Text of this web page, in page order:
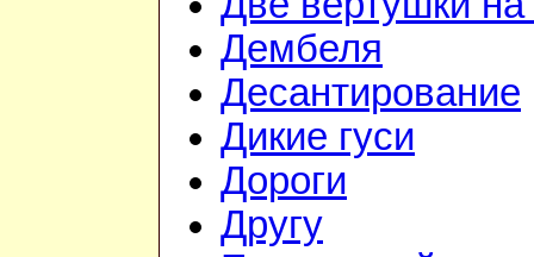
Дембеля
Десантирование
Дикие гуси
Дороги
Другу